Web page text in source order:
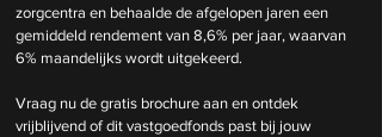
zorgcentra en behaalde de afgelopen jaren een
gemiddeld rendement van 8,6% per jaar, waarvan
6% maandelijks wordt uitgekeerd.
Vraag nu de gratis brochure aan en ontdek
vrijblijvend of dit vastgoedfonds past bij jouw